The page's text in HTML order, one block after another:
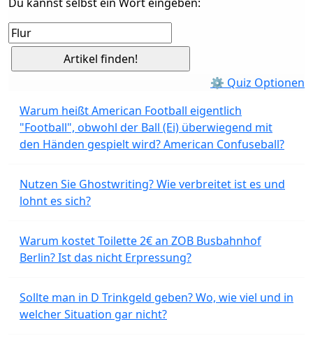
⚙ Quiz Optionen
Warum heißt American Football eigentlich
"Football", obwohl der Ball (Ei) überwiegend mit
den Händen gespielt wird? American Confuseball?
Nutzen Sie Ghostwriting? Wie verbreitet ist es und
lohnt es sich?
Warum kostet Toilette 2€ an ZOB Busbahnhof
Berlin? Ist das nicht Erpressung?
Sollte man in D Trinkgeld geben? Wo, wie viel und in
welcher Situation gar nicht?